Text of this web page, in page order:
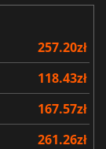
257.20zł
118.43zł
167.57zł
261.26zł